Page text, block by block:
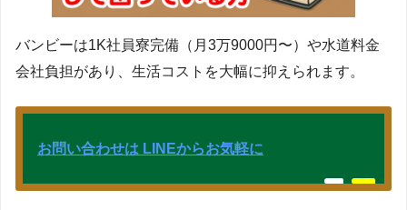
バンビーは1K社員寮完備（月3万9000円〜）や水道料金
会社負担があり、生活コストを大幅に抑えられます。
お問い合わせは LINEからお気軽に